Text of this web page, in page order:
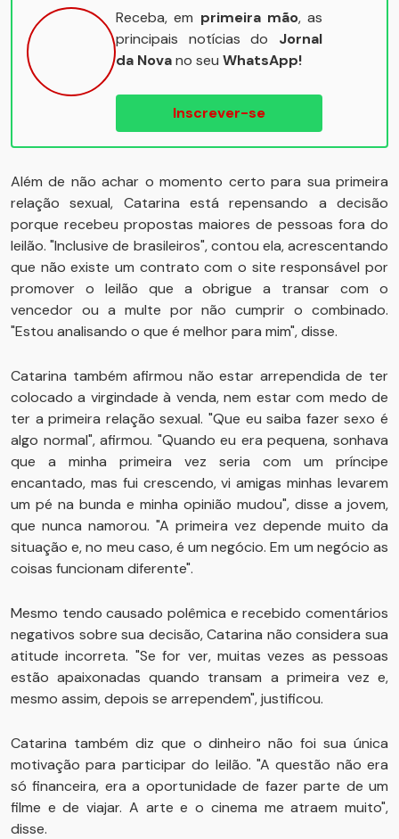
Receba, em primeira mão, as
principais notícias do Jornal
da Novano seu WhatsApp!
Inscrever-se
Além de não achar o momento certo para sua primeira
relação sexual, Catarina está repensando a decisão
porque recebeu propostas maiores de pessoas fora do
leilão. "Inclusive de brasileiros", contou ela, acrescentando
que não existe um contrato com o site responsável por
promover o leilão que a obrigue a transar com o
vencedor ou a multe por não cumprir o combinado.
"Estou analisando o que é melhor para mim", disse.
Catarina também afirmou não estar arrependida de ter
colocado a virgindade à venda, nem estar com medo de
ter a primeira relação sexual. "Que eu saiba fazer sexo é
algo normal", afirmou. "Quando eu era pequena, sonhava
que a minha primeira vez seria com um príncipe
encantado, mas fui crescendo, vi amigas minhas levarem
um pé na bunda e minha opinião mudou", disse a jovem,
que nunca namorou. "A primeira vez depende muito da
situação e, no meu caso, é um negócio. Em um negócio as
coisas funcionam diferente".
Mesmo tendo causado polêmica e recebido comentários
negativos sobre sua decisão, Catarina não considera sua
atitude incorreta. "Se for ver, muitas vezes as pessoas
estão apaixonadas quando transam a primeira vez e,
mesmo assim, depois se arrependem", justificou.
Catarina também diz que o dinheiro não foi sua única
motivação para participar do leilão. "A questão não era
só financeira, era a oportunidade de fazer parte de um
filme e de viajar. A arte e o cinema me atraem muito",
disse.